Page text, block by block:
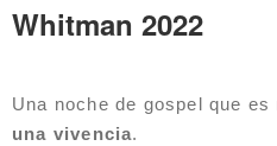
Whitman 2022
Una noche de gospel que
una vivencia.